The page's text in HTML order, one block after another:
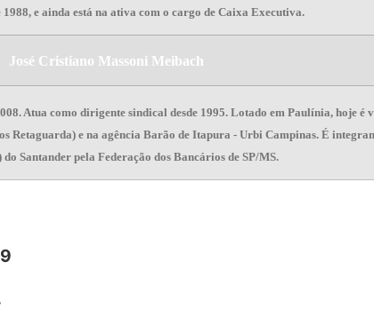
1988, e ainda está na ativa com o cargo de Caixa Executiva.
José Cristiano Massoni Meibach
Atua como dirigente sindical desde 1995. Lotado em Paulínia, hoje
Retaguarda) e na agência Barão de Itapura - Urbi Campinas. É
Santander pela Federação dos Bancários de SP/MS.